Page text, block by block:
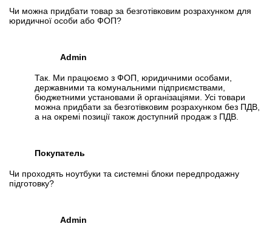
Чи можна придбати товар за безготівковим розрахунком для
юридичної особи або ФОП?
Admin
Так. Ми працюємо з ФОП, юридичними особами,
державними та комунальними підприємствами,
бюджетними установами й організаціями. Усі товари
можна придбати за безготівковим розрахунком без ПДВ,
а на окремі позиції також доступний продаж з ПДВ.
Покупатель
Чи проходять ноутбуки та системні блоки передпродажну
підготовку?
Admin